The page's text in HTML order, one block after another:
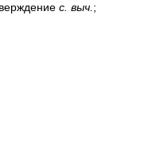
с. выч. ;